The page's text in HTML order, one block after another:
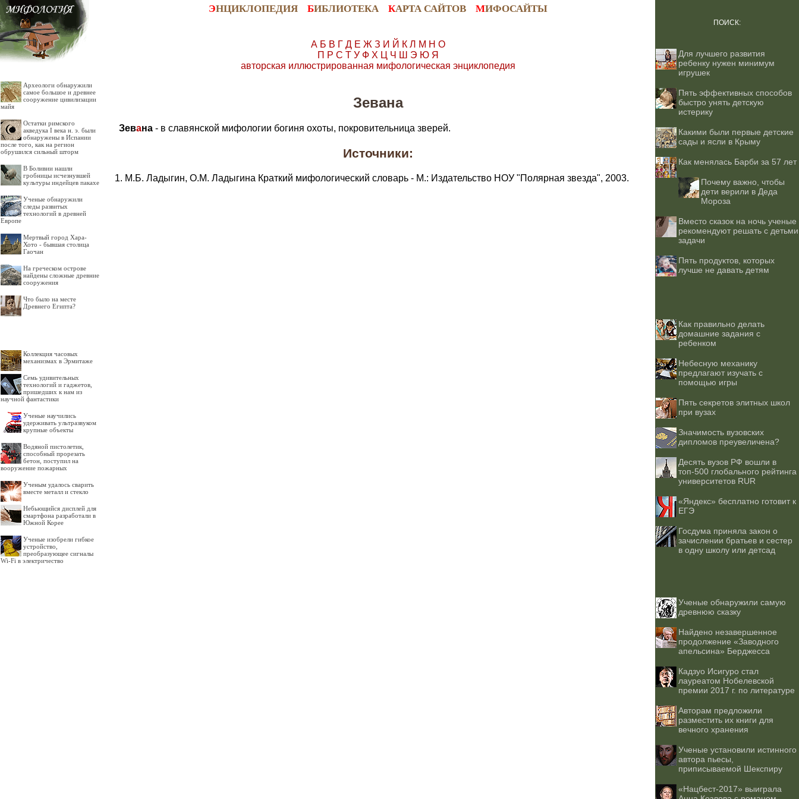
ЭНЦИКЛОПЕДИЯ БИБЛИОТЕКА КАРТА САЙТОВ МИФОСАЙТЫ
Археологи обнаружили
самое большое и древнее
сооружение цивилизации
майя
Остатки римского
акведука I века н. э. были
обнаружены в Испании
после того, как на регион
обрушился сильный шторм
В Боливии нашли
гробницы исчезнувшей
культуры индейцев пакахе
Ученые обнаружили
следы развитых
технологий в древней
Европе
Мертвый город Хара-
Хото - бывшая столица
Гаочан
На греческом острове
найдены сложные древние
сооружения
Что было на месте
Древнего Египта?
Коллекция часовых
механизмах в Эрмитаже
Семь удивительных
технологий и гаджетов,
пришедших к нам из
научной фантастики
Ученые научились
удерживать ультразвуком
крупные объекты
Водяной пистолетик,
способный прорезать
бетон, поступил на
вооружение пожарных
Ученым удалось сварить
вместе металл и стекло
Небьющийся дисплей для
смартфона разработали в
Южной Корее
Ученые изобрели гибкое
устройство,
преобразующее сигналы
Wi-Fi в электричество
А Б В Г Д Е Ж З И Й К Л М Н О
П Р С Т У Ф Х Ц Ч Ш Э Ю Я
авторская иллюстрированная мифологическая энциклопедия
Зевана
Зевана - в славянской мифологии богиня охоты, покровительница зверей.
Источники:
М.Б. Ладыгин, О.М. Ладыгина Краткий мифологический словарь - М.: Издательство НОУ "Полярная звезда", 2003.
ПОИСК:
Для лучшего развития
ребенку нужен минимум
игрушек
Пять эффективных способов
быстро унять детскую
истерику
Какими были первые детские
сады и ясли в Крыму
Как менялась Барби за 57 лет
Почему важно, чтобы
дети верили в Деда
Мороза
Вместо сказок на ночь ученые
рекомендуют решать с детьми
задачи
Пять продуктов, которых
лучше не давать детям
Как правильно делать
домашние задания с
ребенком
Небесную механику
предлагают изучать с
помощью игры
Пять секретов элитных школ
при вузах
Значимость вузовских
дипломов преувеличена?
Десять вузов РФ вошли в
топ-500 глобального рейтинга
университетов RUR
«Яндекс» бесплатно готовит к
ЕГЭ
Госдума приняла закон о
зачислении братьев и сестер
в одну школу или детсад
Ученые обнаружили самую
древнюю сказку
Найдено незавершенное
продолжение «Заводного
апельсина» Берджесса
Кадзуо Исигуро стал
лауреатом Нобелевской
премии 2017 г. по литературе
Авторам предложили
разместить их книги для
вечного хранения
Ученые установили истинного
автора пьесы,
приписываемой Шекспиру
«Нацбест-2017» выиграла